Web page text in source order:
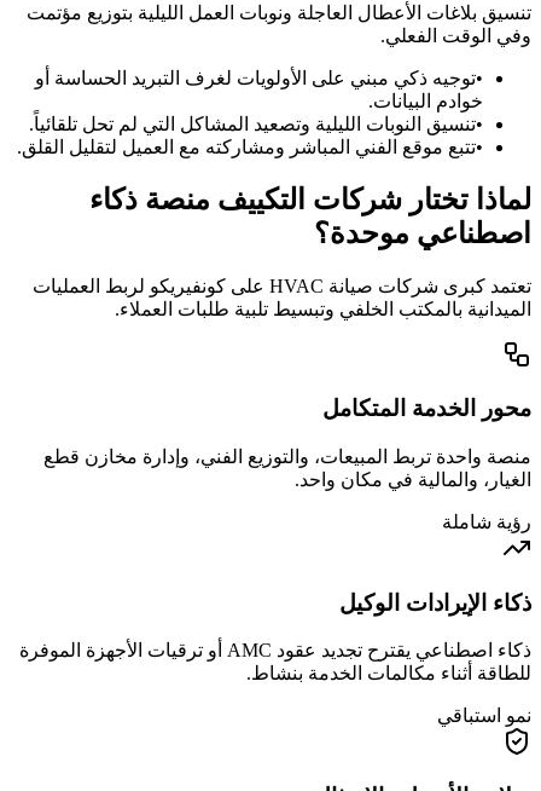
تنسيق بلاغات الأعطال العاجلة ونوبات العمل الليلية بتوزيع مؤتمت
وفي الوقت الفعلي.
•توجيه ذكي مبني على الأولويات لغرف التبريد الحساسة أو
خوادم البيانات.
•تنسيق النوبات الليلية وتصعيد المشاكل التي لم تحل تلقائياً.
•تتبع موقع الفني المباشر ومشاركته مع العميل لتقليل القلق.
لماذا تختار شركات التكييف منصة ذكاء
اصطناعي موحدة؟
تعتمد كبرى شركات صيانة HVAC على كونفيريكو لربط العمليات
الميدانية بالمكتب الخلفي وتبسيط تلبية طلبات العملاء.
محور الخدمة المتكامل
منصة واحدة تربط المبيعات، والتوزيع الفني، وإدارة مخازن قطع
الغيار، والمالية في مكان واحد.
رؤية شاملة
ذكاء الإيرادات الوكيل
ذكاء اصطناعي يقترح تجديد عقود AMC أو ترقيات الأجهزة الموفرة
للطاقة أثناء مكالمات الخدمة بنشاط.
نمو استباقي